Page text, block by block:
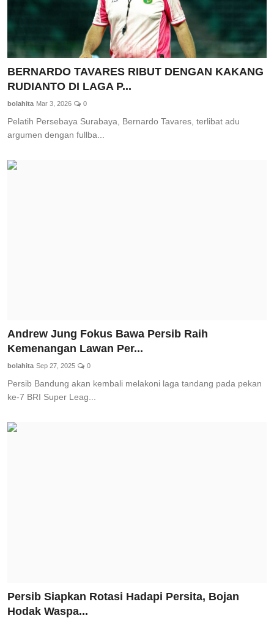
BERNARDO TAVARES RIBUT DENGAN KAKANG
RUDIANTO DI LAGA P...
bolahita Mar 3, 2026 0
Pelatih Persebaya Surabaya, Bernardo Tavares, terlibat adu
argumen dengan fullba...
Andrew Jung Fokus Bawa Persib Raih
Kemenangan Lawan Per...
bolahita Sep 27, 2025 0
Persib Bandung akan kembali melakoni laga tandang pada pekan
ke-7 BRI Super Leag...
Persib Siapkan Rotasi Hadapi Persita, Bojan
Hodak Waspa...